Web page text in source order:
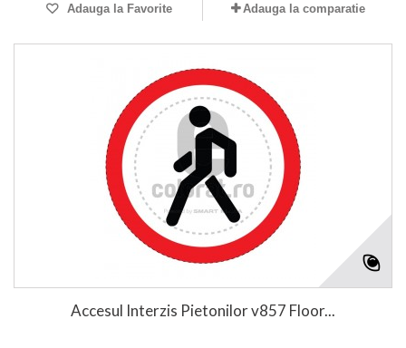
Adauga la Favorite Adauga la comparatie
Accesul Interzis Pietonilor v857 Floor...